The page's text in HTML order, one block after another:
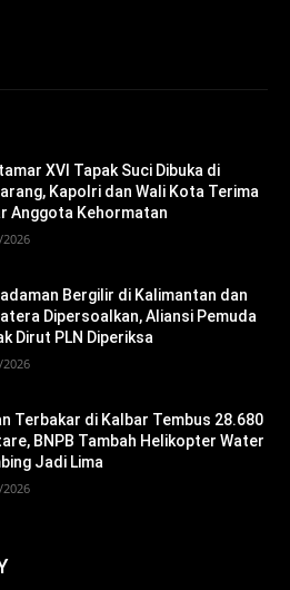
XVI Tapak Suci Dibuka di
Kapolri dan Wali Kota Terima
Anggota Kehormatan
Bergilir di Kalimantan dan
Dipersoalkan, Aliansi Pemuda
Dirut PLN Diperiksa
Terbakar di Kalbar Tembus 28.680
BNPB Tambah Helikopter Water
Jadi Lima